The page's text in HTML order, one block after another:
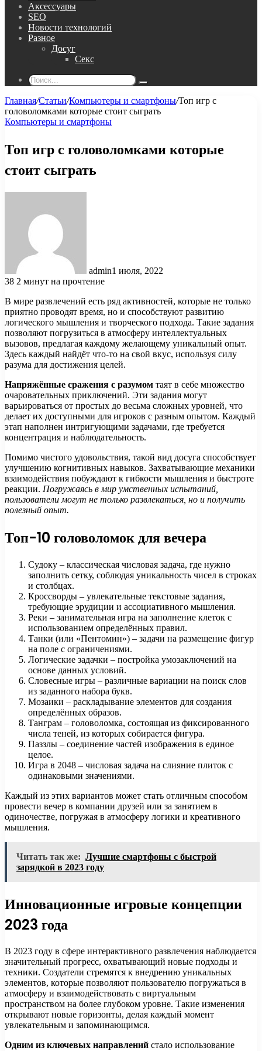
Аксессуары
SEO
Новости технологий
Разное
Досуг
Секс
Поиск...
Главная/Статьи/Компьютеры и смартфоны/Топ игр с
головоломками которые стоит сыграть
Компьютеры и смартфоны
Топ игр с головоломками которые
стоит сыграть
admin1 июля, 2022
38 2 минут на прочтение
В мире развлечений есть ряд активностей, которые не только
приятно проводят время, но и способствуют развитию
логического мышления и творческого подхода. Такие задания
позволяют погрузиться в атмосферу интеллектуальных
вызовов, предлагая каждому желающему уникальный опыт.
Здесь каждый найдёт что-то на свой вкус, используя силу
разума для достижения целей.
Напряжённые сражения с разумом таят в себе множество
очаровательных приключений. Эти задания могут
варьироваться от простых до весьма сложных уровней, что
делает их доступными для игроков с разным опытом. Каждый
этап наполнен интригующими задачами, где требуется
концентрация и наблюдательность.
Помимо чистого удовольствия, такой вид досуга способствует
улучшению когнитивных навыков. Захватывающие механики
взаимодействия побуждают к гибкости мышления и быстроте
реакции. Погружаясь в мир умственных испытаний,
пользователи могут не только развлекаться, но и получить
полезный опыт.
Топ-10 головоломок для вечера
Судоку – классическая числовая задача, где нужно
заполнить сетку, соблюдая уникальность чисел в строках
и столбцах.
Кроссворды – увлекательные текстовые задания,
требующие эрудиции и ассоциативного мышления.
Реки – занимательная игра на заполнение клеток с
использованием определённых правил.
Танки (или «Пентомин») – задачи на размещение фигур
на поле с ограничениями.
Логические задачки – постройка умозаключений на
основе данных условий.
Словесные игры – различные вариации на поиск слов
из заданного набора букв.
Мозаики – раскладывание элементов для создания
определённых образов.
Танграм – головоломка, состоящая из фиксированного
числа теней, из которых собирается фигура.
Паззлы – соединение частей изображения в единое
целое.
Игра в 2048 – числовая задача на слияние плиток с
одинаковыми значениями.
Каждый из этих вариантов может стать отличным способом
провести вечер в компании друзей или за занятием в
одиночестве, погружая в атмосферу логики и креативного
мышления.
Читать так же: Лучшие смартфоны с быстрой
зарядкой в 2023 году
Инновационные игровые концепции
2023 года
В 2023 году в сфере интерактивного развлечения наблюдается
значительный прогресс, охватывающий новые подходы и
техники. Создатели стремятся к внедрению уникальных
элементов, которые позволяют пользователю погружаться в
атмосферу и взаимодействовать с виртуальным
пространством на более глубоком уровне. Такие изменения
открывают новые горизонты, делая каждый момент
увлекательным и запоминающимся.
Одним из ключевых направлений стало использование